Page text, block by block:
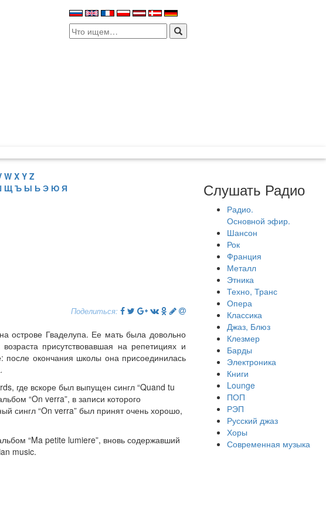
Search
for:
W X Y Z
Щ Ъ Ы Ь Э Ю Я
Поделиться:
острове Гваделупа. Ее мать была довольно
присутствовавшая на репетициях и
после окончания школы она присоединилась
где вскоре был выпущен сингл “Quand tu
“On verra”, в записи которого
сингл “On verra” был принят очень хорошо,
“Ma petite lumiere”, вновь содержавший
music.
Слушать Радио
Радио.
Основной эфир.
Шансон
Рок
Франция
Металл
Этника
Техно, Транс
Опера
Классика
Джаз, Блюз
Клезмер
Барды
Электроника
Книги
Lounge
ПОП
РЭП
Русский джаз
Хоры
Современная музыка